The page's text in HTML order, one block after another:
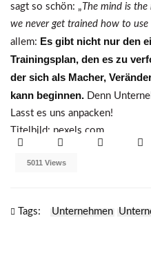
sagt so schön: „The mind is
we never get trained how to use
allem: Es gibt nicht nur den
Trainingsplan, den es zu
der sich als Macher,
kann beginnen. Denn
Lasst es uns anpacken!
Titelbild: pexels.com
5011 Views
Tags: Unternehmen